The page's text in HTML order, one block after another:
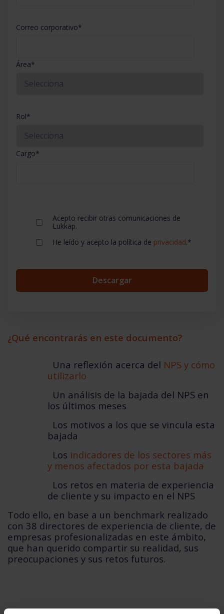
Correo corporativo*
Área*
Rol*
Cargo*
Acepto recibir otras comunicaciones de
Lukkap.
He leído y acepto la política de privacidad.*
¿Qué encontrarás en este documento?
Una reflexión acerca del NPS y cómo
utilizarlo
Un análisis de la bajada del NPS en
los últimos meses
Los motivos a los que se vincula esta
bajada
Los indicadores de los sectores más
y menos afectados por esta bajada
Los retos en materia de experiencia
de cliente y su impacto en el NPS
Todo ello, en base a un benchmark realizado
con 38 directores de experiencia de cliente, de
empresas profesionalizadas en este ámbito,
que han querido compartir su realidad, sus
preocupaciones y sus retos futuros.